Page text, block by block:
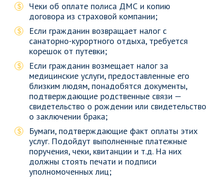
Чеки об оплате полиса ДМС и копию
договора из страховой компании;
Если гражданин возвращает налог с
санаторно-курортного отдыха, требуется
корешок от путевки;
Если гражданин возмещает налог за
медицинские услуги, предоставленные его
близким людям, понадобятся документы,
подтверждающие родственные связи —
свидетельство о рождении или свидетельство
о заключении брака;
Бумаги, подтверждающие факт оплаты этих
услуг. Подойдут выполненные платежные
поручения, чеки, квитанции и т.д. На них
должны стоять печати и подписи
уполномоченных лиц;